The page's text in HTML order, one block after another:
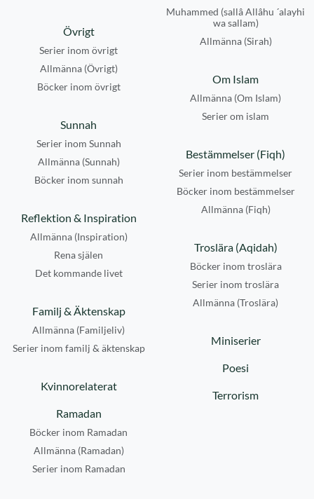
Muhammed (sallâ Allâhu ´alayhi
wa sallam)
Allmänna (Sirah)
Övrigt
Serier inom övrigt
Allmänna (Övrigt)
Böcker inom övrigt
Om Islam
Allmänna (Om Islam)
Serier om islam
Sunnah
Serier inom Sunnah
Allmänna (Sunnah)
Böcker inom sunnah
Bestämmelser (Fiqh)
Serier inom bestämmelser
Böcker inom bestämmelser
Allmänna (Fiqh)
Reflektion & Inspiration
Allmänna (Inspiration)
Rena själen
Det kommande livet
Troslära (Aqidah)
Böcker inom troslära
Serier inom troslära
Allmänna (Troslära)
Familj & Äktenskap
Allmänna (Familjeliv)
Serier inom familj & äktenskap
Miniserier
Poesi
Kvinnorelaterat
Terrorism
Ramadan
Böcker inom Ramadan
Allmänna (Ramadan)
Serier inom Ramadan